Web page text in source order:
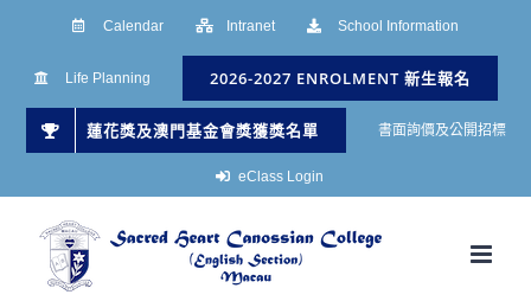
Calendar Intranet School Information
Life Planning 2026-2027 ENROLMENT 新生報名
蓮花獎及澳門基金會獎獲獎名單 書面詢價及公開招標
eClass Login